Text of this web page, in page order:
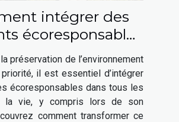
intégrer des
écoresponsables
votre mariage ?
préservation de l’environnement
il est essentiel d’intégrer
écoresponsables dans tous les
la vie, y compris lors de son
comment transformer ce